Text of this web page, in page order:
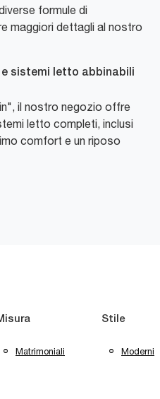
formule di
maggiori dettagli al nostro
sistemi letto abbinabili
il nostro negozio offre
letto completi, inclusi
comfort e un riposo
Matrimoniali
Stile
Moderni